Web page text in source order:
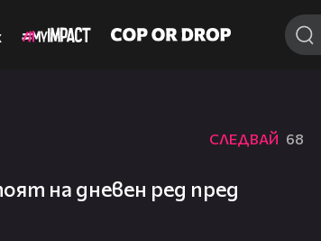
СЛЕДВАЙ 68
на дневен ред пред